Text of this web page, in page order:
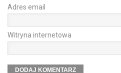
Adres email
Witryna internetowa